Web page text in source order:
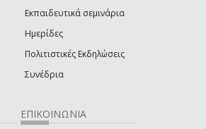
Εκπαιδευτικά σεμινάρια
Ημερίδες
Πολιτιστικές Εκδηλώσεις
Συνέδρια
ΕΠΙΚΟΙΝΩΝΙΑ